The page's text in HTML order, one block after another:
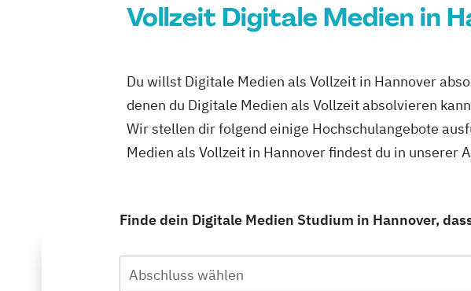
Vollzeit Digitale Medien in
Du willst Digitale Medien als Vollzeit in Hannover
denen du Digitale Medien als Vollzeit absolvieren
Wir stellen dir folgend einige Hochschulangebote
Medien als Vollzeit in Hannover findest du in unserer
Finde dein Digitale Medien Studium in Hannover,
Abschluss wählen